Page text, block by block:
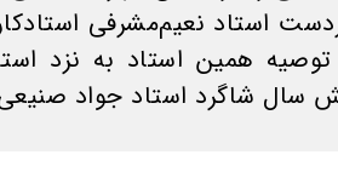
استاد نعیم‌مشرفی
توصیه همین استاد به نزد
سال شاگرد استاد جواد